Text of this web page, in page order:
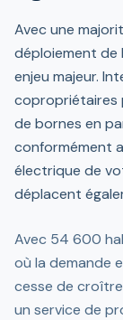
Avec une
déploiement
enjeu majeur.
copropriétaires
de bornes en
conformément
électrique de
déplacent
Avec 54 600
où la demande
cesse de
un service de